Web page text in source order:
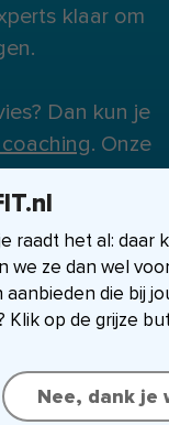
klaar om
Dan kun je
. Onze
helpen.
raadt het al: daar
ze dan wel
die bij
Klik op de grijze
Nee, dank je